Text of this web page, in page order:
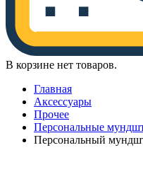
В корзине нет товаров.
Главная
Аксессуары
Прочее
Персональные
Персональный